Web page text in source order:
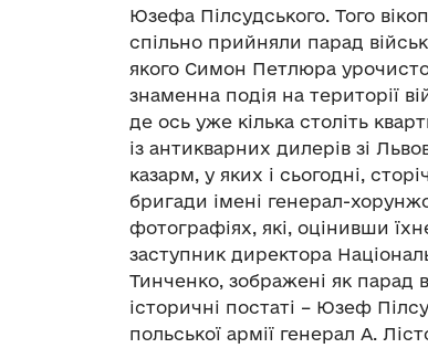
Юзефа Пілсудського. Того
спільно прийняли парад військ
якого Симон Петлюра
знаменна подія на території
де ось уже кілька століть
із антикварних дилерів зі
казарм, у яких і сьогодні,
бригади імені генерал-
фотографіях, які, оцінивши
заступник директора
Тинченко, зображені як парад
історичні постаті – Юзеф
польської армії генерал А.